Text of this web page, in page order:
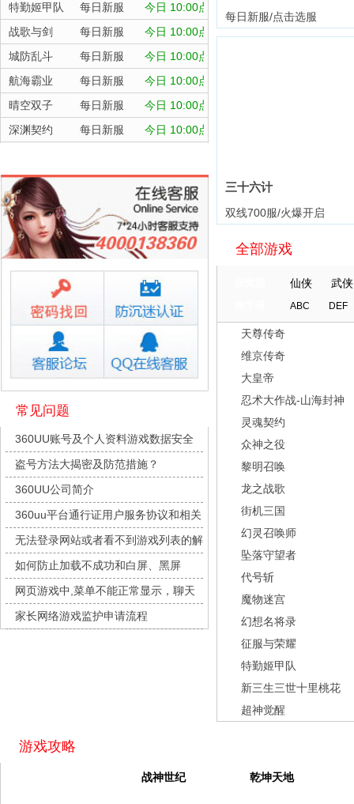
特勤姬甲队
每日新服
今日 10:00点
战歌与剑
每日新服
今日 10:00点
城防乱斗
每日新服
今日 10:00点
航海霸业
每日新服
今日 10:00点
晴空双子
每日新服
今日 10:00点
深渊契约
每日新服
今日 10:00点
正中靶心
每日新服
今日 10:00点
神兵奇迹
今日 10:00点
微乐捕鱼千炮版每日新服
今日 10:00点
帕瓦勇者传说
每日新服
今日 10:00点
群英风华录
今日 10:00点
小小仙王
今日 10:00点
少年名将
每日新服
今日 10:00点
寻龙英雄
今日 10:00点
魔物迷宫
每日新服
今日 10:00点
豌豆大作战
每日新服
今日 10:00点
灵魂序章
每日新服
今日 10:00点
冒险守护
每日新服
绝地苍穹
每日新服
今日 10:00点
代号斩
每日新服
今日 10:00点
异星战舰
每日新服
今日 10:00点
云上契约
每日新服
今日 10:00点
梦幻回响
每日新服
今日 10:00点
灵魂契约
常见问题
360UU账号及个人资料游戏数据安全
盗号方法大揭密及防范措施？
360UU公司简介
360uu平台通行证用户服务协议和相关
的条款和条件
无法登录网站或者看不到游戏列表的解
决方法
如何防止加载不成功和白屏、黑屏
网页游戏中,菜单不能正常显示，聊天
及其它功能不能正常使用的解决办法
家长网络游戏监护申请流程
每日新服/点击选服
三十六计
双线700服/火爆开启
全部游戏
仙侠 武侠
ABC DEF
天尊传奇
维京传奇
大皇帝
忍术大作战-山海封神
灵魂契约
众神之役
黎明召唤
龙之战歌
街机三国
幻灵召唤师
坠落守望者
代号斩
魔物迷宫
幻想名将录
征服与荣耀
特勤姬甲队
新三生三世十里桃花
超神觉醒
游戏攻略
战神世纪 乾坤天地